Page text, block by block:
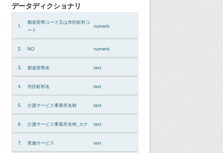
データディクショナリ
1.
都道府県コード又は市区町村コ
ード
numeric
2. NO numeric
3. 都道府県名 text
4. 市区町村名 text
5. 介護サービス事業所名称 text
6. 介護サービス事業所名称_カナ text
7. 実施サービス text